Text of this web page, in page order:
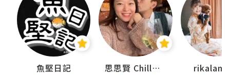
魚堅日記 思思賢 ChillMyBabe